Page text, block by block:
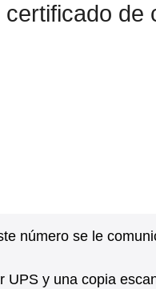
de
número se le
y una copia